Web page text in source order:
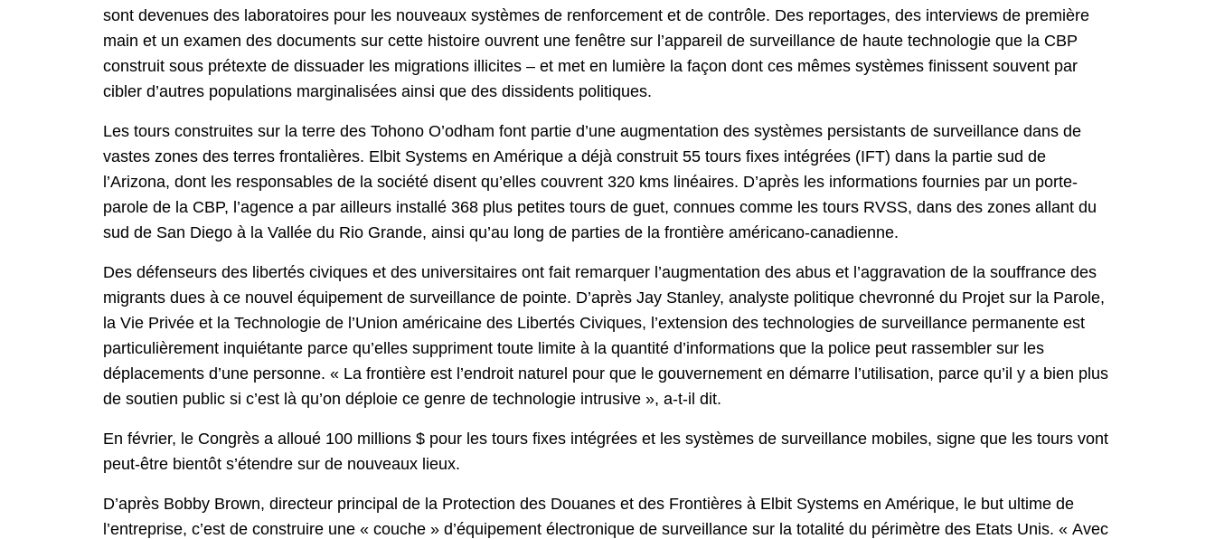
sont devenues des laboratoires pour les nouveaux systèmes de renforcement et de contrôle. Des reportages, des interviews de première
main et un examen des documents sur cette histoire ouvrent une fenêtre sur l’appareil de surveillance de haute technologie que la CBP
construit sous prétexte de dissuader les migrations illicites – et met en lumière la façon dont ces mêmes systèmes finissent souvent par
cibler d’autres populations marginalisées ainsi que des dissidents politiques.
Les tours construites sur la terre des Tohono O’odham font partie d’une augmentation des systèmes persistants de surveillance dans de
vastes zones des terres frontalières. Elbit Systems en Amérique a déjà construit 55 tours fixes intégrées (IFT) dans la partie sud de
l’Arizona, dont les responsables de la société disent qu’elles couvrent 320 kms linéaires. D’après les informations fournies par un porte-
parole de la CBP, l’agence a par ailleurs installé 368 plus petites tours de guet, connues comme les tours RVSS, dans des zones allant du
sud de San Diego à la Vallée du Rio Grande, ainsi qu’au long de parties de la frontière américano-canadienne.
Des défenseurs des libertés civiques et des universitaires ont fait remarquer l’augmentation des abus et l’aggravation de la souffrance des
migrants dues à ce nouvel équipement de surveillance de pointe. D’après Jay Stanley, analyste politique chevronné du Projet sur la Parole,
la Vie Privée et la Technologie de l’Union américaine des Libertés Civiques, l’extension des technologies de surveillance permanente est
particulièrement inquiétante parce qu’elles suppriment toute limite à la quantité d’informations que la police peut rassembler sur les
déplacements d’une personne. « La frontière est l’endroit naturel pour que le gouvernement en démarre l’utilisation, parce qu’il y a bien plus
de soutien public si c’est là qu’on déploie ce genre de technologie intrusive », a-t-il dit.
En février, le Congrès a alloué 100 millions $ pour les tours fixes intégrées et les systèmes de surveillance mobiles, signe que les tours vont
peut-être bientôt s’étendre sur de nouveaux lieux.
D’après Bobby Brown, directeur principal de la Protection des Douanes et des Frontières à Elbit Systems en Amérique, le but ultime de
l’entreprise, c’est de construire une « couche » d’équipement électronique de surveillance sur la totalité du périmètre des Etats Unis. « Avec